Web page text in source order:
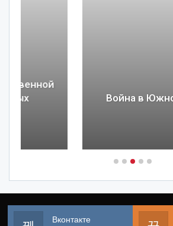
Война в Южной Осетии:
Вконтакте